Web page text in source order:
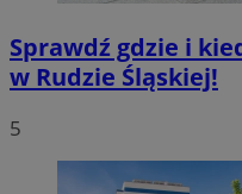
Sprawdź gdzie i
w Rudzie Śląskiej!
5